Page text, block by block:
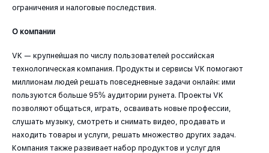
ограничения и налоговые последствия.
О компании
VK — крупнейшая по числу пользователей российская
технологическая компания. Продукты и сервисы VK помогают
миллионам людей решать повседневные задачи онлайн: ими
пользуются больше 95% аудитории рунета. Проекты VK
позволяют общаться, играть, осваивать новые профессии,
слушать музыку, смотреть и снимать видео, продавать и
находить товары и услуги, решать множество других задач.
Компания также развивает набор продуктов и услуг для